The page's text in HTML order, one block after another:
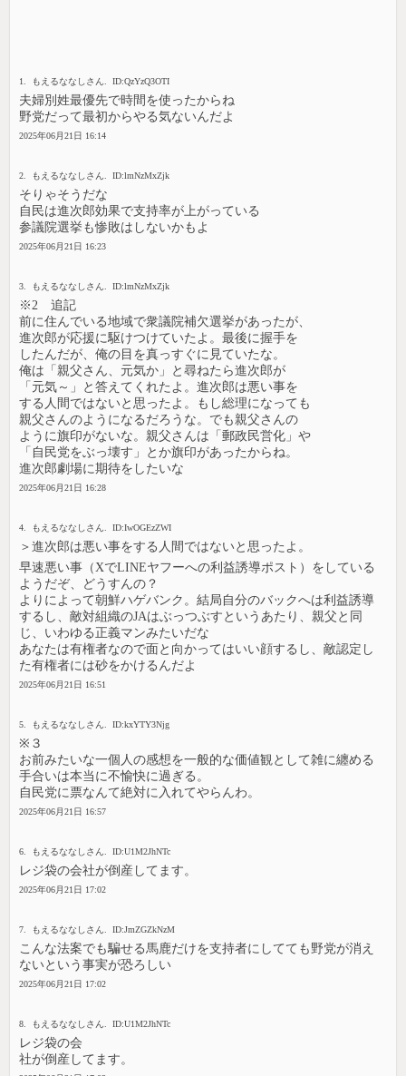
1. もえるななしさん. ID:QzYzQ3OTI
夫婦別姓最優先で時間を使ったからね
野党だって最初からやる気ないんだよ
2025年06月21日 16:14
2. もえるななしさん. ID:lmNzMxZjk
そりゃそうだな
自民は進次郎効果で支持率が上がっている
参議院選挙も惨敗はしないかもよ
2025年06月21日 16:23
3. もえるななしさん. ID:lmNzMxZjk
※2 追記
前に住んでいる地域で衆議院補欠選挙があったが、
進次郎が応援に駆けつけていたよ。最後に握手を
したんだが、俺の目を真っすぐに見ていたな。
俺は「親父さん、元気か」と尋ねたら進次郎が
「元気～」と答えてくれたよ。進次郎は悪い事を
する人間ではないと思ったよ。もし総理になっても
親父さんのようになるだろうな。でも親父さんの
ように旗印がないな。親父さんは「郵政民営化」や
「自民党をぶっ壊す」とか旗印があったからね。
進次郎劇場に期待をしたいな
2025年06月21日 16:28
4. もえるななしさん. ID:IwOGEzZWI
＞進次郎は悪い事をする人間ではないと思ったよ。
早速悪い事（XでLINEヤフーへの利益誘導ポスト）をしている
ようだぞ、どうすんの？
よりによって朝鮮ハゲバンク。結局自分のバックへは利益誘導
するし、敵対組織のJAはぶっつぶすというあたり、親父と同
じ、いわゆる正義マンみたいだな
あなたは有権者なので面と向かってはいい顔するし、敵認定し
た有権者には砂をかけるんだよ
2025年06月21日 16:51
5. もえるななしさん. ID:kxYTY3Njg
※３
お前みたいな一個人の感想を一般的な価値観として雑に纏める
手合いは本当に不愉快に過ぎる。
自民党に票なんて絶対に入れてやらんわ。
2025年06月21日 16:57
6. もえるななしさん. ID:U1M2JhNTc
レジ袋の会社が倒産してます。
2025年06月21日 17:02
7. もえるななしさん. ID:JmZGZkNzM
こんな法案でも騙せる馬鹿だけを支持者にしてても野党が消え
ないという事実が恐ろしい
2025年06月21日 17:02
8. もえるななしさん. ID:U1M2JhNTc
レジ袋の会
社が倒産してます。